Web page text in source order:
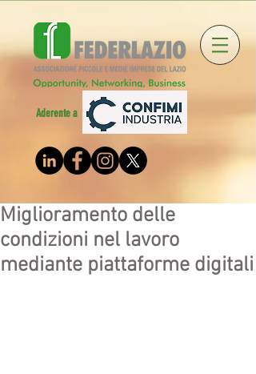
Aderente a
Miglioramento delle
condizioni nel lavoro
mediante piattaforme digitali